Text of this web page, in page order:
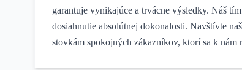
garantuje vynikajúce a trvácne výsledky. Náš
dosiahnutie absolútnej dokonalosti. Navštívte
stovkám spokojných zákazníkov, ktorí sa k nám